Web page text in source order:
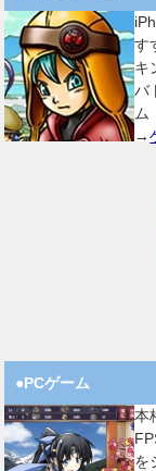
す
キ
バ
ム
→
●PCゲーム
本
を